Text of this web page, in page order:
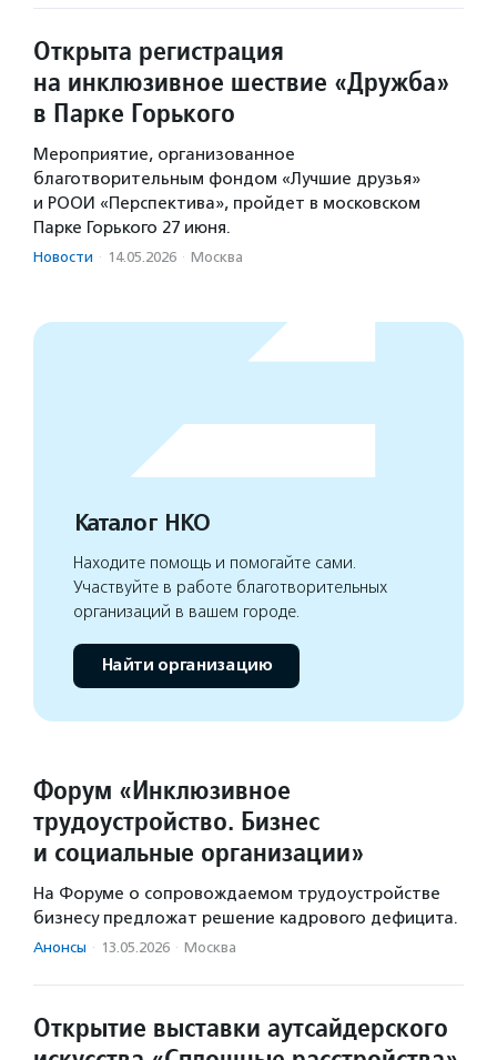
Открыта регистрация
на инклюзивное шествие «Дружба»
в Парке Горького
Мероприятие, организованное
благотворительным фондом «Лучшие друзья»
и РООИ «Перспектива», пройдет в московском
Парке Горького 27 июня.
Новости · 14.05.2026 · Москва
Каталог НКО
Находите помощь и помогайте сами.
Участвуйте в работе благотворительных
организаций в вашем городе.
Найти организацию
Форум «Инклюзивное
трудоустройство. Бизнес
и социальные организации»
На Форуме о сопровождаемом трудоустройстве
бизнесу предложат решение кадрового дефицита.
Анонсы · 13.05.2026 · Москва
Открытие выставки аутсайдерского